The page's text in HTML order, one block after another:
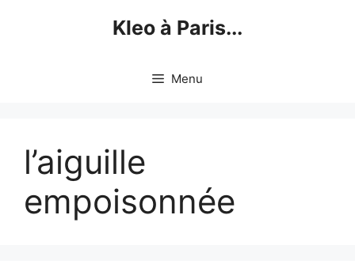
Kleo à Paris...
Menu
l’aiguille
empoisonnée